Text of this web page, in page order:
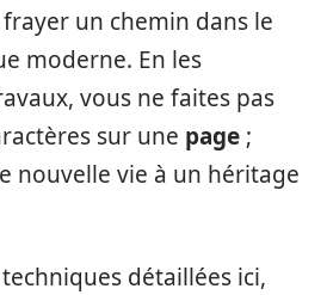
un chemin dans le
moderne. En les
vous ne faites pas
sur une page ;
nouvelle vie à un héritage
détaillées ici,